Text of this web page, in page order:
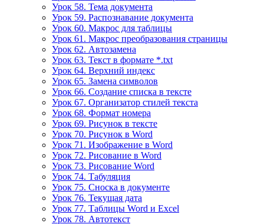
Урок 58. Тема документа
Урок 59. Распознавание документа
Урок 60. Макрос для таблицы
Урок 61. Макрос преобразования страницы
Урок 62. Автозамена
Урок 63. Текст в формате *.txt
Урок 64. Верхний индекс
Урок 65. Замена символов
Урок 66. Создание списка в тексте
Урок 67. Организатор стилей текста
Урок 68. Формат номера
Урок 69. Рисунок в тексте
Урок 70. Рисунок в Word
Урок 71. Изображение в Word
Урок 72. Рисование в Word
Урок 73. Рисование Word
Урок 74. Табуляция
Урок 75. Сноска в документе
Урок 76. Текущая дата
Урок 77. Таблицы Word и Excel
Урок 78. Автотекст